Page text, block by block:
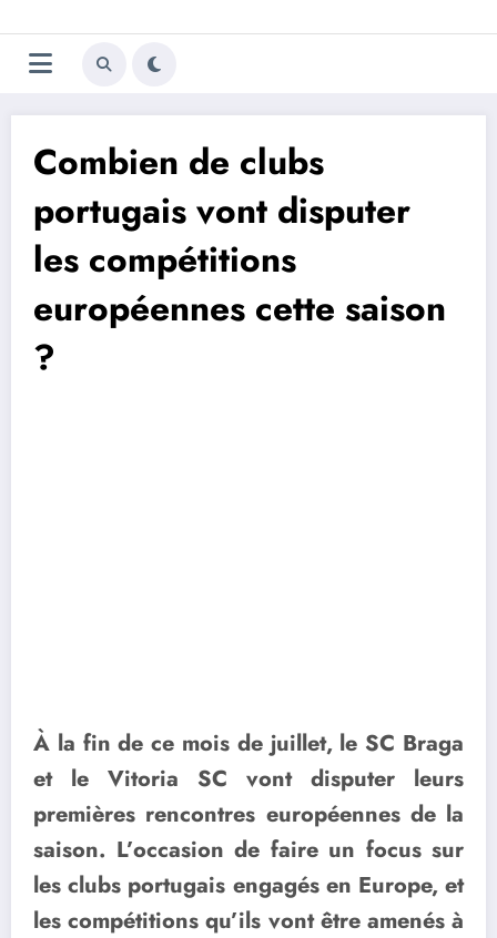
au
contenu
Trivela
L'actualité du football
Combien de clubs
portugais vont disputer
les compétitions
européennes cette saison
?
À la fin de ce mois de juillet, le SC Braga
et le Vitoria SC vont disputer leurs
premières rencontres européennes de la
saison. L’occasion de faire un focus sur
les clubs portugais engagés en Europe, et
les compétitions qu’ils vont être amenés à